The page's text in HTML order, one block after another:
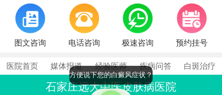
图文咨询 电话咨询 极速咨询 预约挂号
医院首页 媒体报道 经验医师 疾病问答 白斑治疗
石家庄远大中医皮肤病医院
方便说下您的白癜风症状？